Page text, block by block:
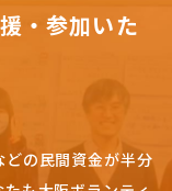
・参加いた
どの民間資金が半分